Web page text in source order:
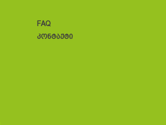
FAQ
კონტაქტი